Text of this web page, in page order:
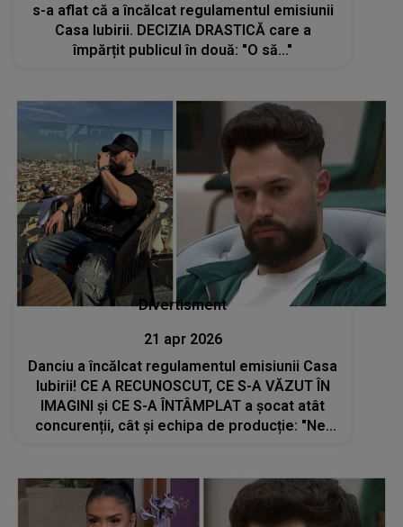
s-a aflat că a încălcat regulamentul emisiunii
Casa Iubirii. DECIZIA DRASTICĂ care a
împărțit publicul în două: "O să..."
Divertisment
21 apr 2026
Danciu a încălcat regulamentul emisiunii Casa
Iubirii! CE A RECUNOSCUT, CE S-A VĂZUT ÎN
IMAGINI și CE S-A ÎNTÂMPLAT a șocat atât
concurenții, cât și echipa de producție: "Ne-